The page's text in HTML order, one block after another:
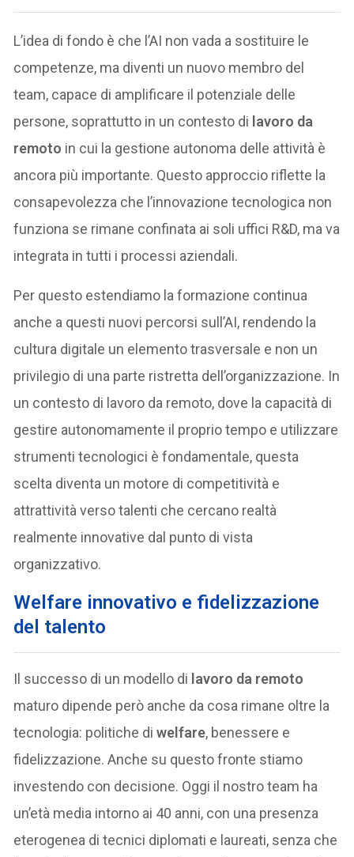
L’idea di fondo è che l’AI non vada a sostituire le
competenze, ma diventi un nuovo membro del
team, capace di amplificare il potenziale delle
persone, soprattutto in un contesto di lavoro da
remoto in cui la gestione autonoma delle attività è
ancora più importante. Questo approccio riflette la
consapevolezza che l’innovazione tecnologica non
funziona se rimane confinata ai soli uffici R&D, ma va
integrata in tutti i processi aziendali.
Per questo estendiamo la formazione continua
anche a questi nuovi percorsi sull’AI, rendendo la
cultura digitale un elemento trasversale e non un
privilegio di una parte ristretta dell’organizzazione. In
un contesto di lavoro da remoto, dove la capacità di
gestire autonomamente il proprio tempo e utilizzare
strumenti tecnologici è fondamentale, questa
scelta diventa un motore di competitività e
attrattività verso talenti che cercano realtà
realmente innovative dal punto di vista
organizzativo.
Welfare innovativo e fidelizzazione
del talento
Il successo di un modello di lavoro da remoto
maturo dipende però anche da cosa rimane oltre la
tecnologia: politiche diwelfare, benessere e
fidelizzazione. Anche su questo fronte stiamo
investendo con decisione. Oggi il nostro team ha
un’età media intorno ai 40 anni, con una presenza
eterogenea di tecnici diplomati e laureati, senza che